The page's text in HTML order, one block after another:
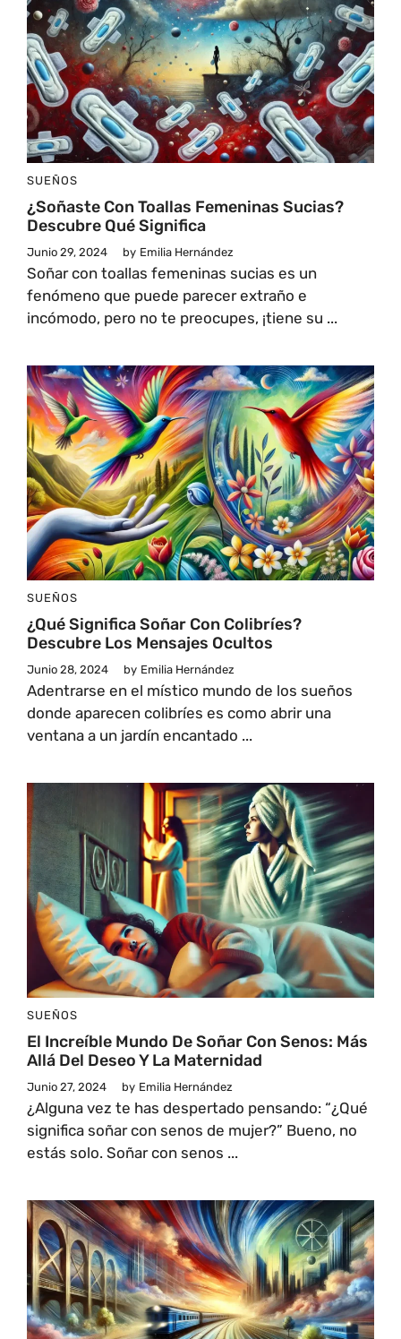
SUEÑOS
¿Soñaste Con Toallas Femeninas Sucias?
Descubre Qué Significa
Junio 29, 2024 by Emilia Hernández
Soñar con toallas femeninas sucias es un
fenómeno que puede parecer extraño e
incómodo, pero no te preocupes, ¡tiene su ...
SUEÑOS
¿Qué Significa Soñar Con Colibríes?
Descubre Los Mensajes Ocultos
Junio 28, 2024 by Emilia Hernández
Adentrarse en el místico mundo de los sueños
donde aparecen colibríes es como abrir una
ventana a un jardín encantado ...
SUEÑOS
El Increíble Mundo De Soñar Con Senos: Más
Allá Del Deseo Y La Maternidad
Junio 27, 2024 by Emilia Hernández
¿Alguna vez te has despertado pensando: “¿Qué
significa soñar con senos de mujer?” Bueno, no
estás solo. Soñar con senos ...